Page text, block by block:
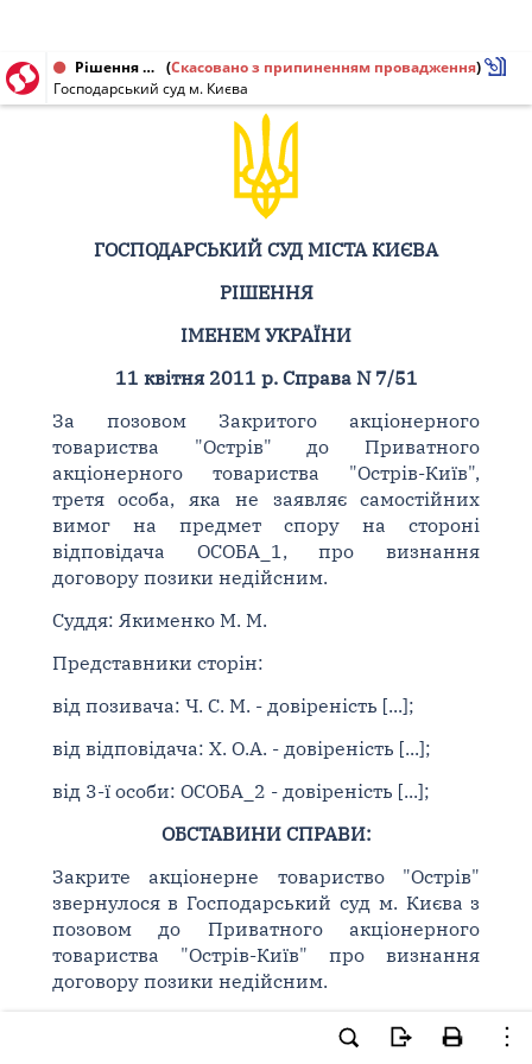
Рішення від 11.04.2011 № 7/51 (Скасовано з припиненням провадження)
Господарський суд м. Києва
ГОСПОДАРСЬКИЙ СУД МІСТА КИЄВА
РІШЕННЯ
ІМЕНЕМ УКРАЇНИ
11 квітня 2011 р. Справа N 7/51
За позовом Закритого акціонерного
товариства "Острів" до Приватного
акціонерного товариства "Острів-Київ",
третя особа, яка не заявляє самостійних
вимог на предмет спору на стороні
відповідача ОСОБА_1, про визнання
договору позики недійсним.
Суддя: Якименко М. М.
Представники сторін:
від позивача: Ч. С. М. - довіреність [...];
від відповідача: Х. О.А. - довіреність [...];
від 3-ї особи: ОСОБА_2 - довіреність [...];
ОБСТАВИНИ СПРАВИ:
Закрите акціонерне товариство "Острів"
звернулося в Господарський суд м. Києва з
позовом до Приватного акціонерного
товариства "Острів-Київ" про визнання
договору позики недійсним.
Позовні вимоги мотивовані тим, що договір
позики від 31.08.2009 про надання